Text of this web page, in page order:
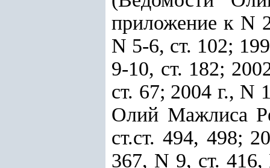
приложение к N
N 5-6, ст. 102;
9-10, ст. 182;
ст. 67; 2004 г., N
Олий Мажлиса
ст.ст. 494, 498;
367, N 9, ст. 416,